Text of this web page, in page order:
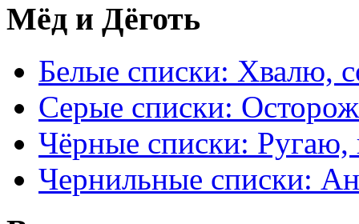
Мёд и Дёготь
Белые списки: Хвалю,
Серые списки:
Чёрные списки: Ругаю,
Чернильные списки: